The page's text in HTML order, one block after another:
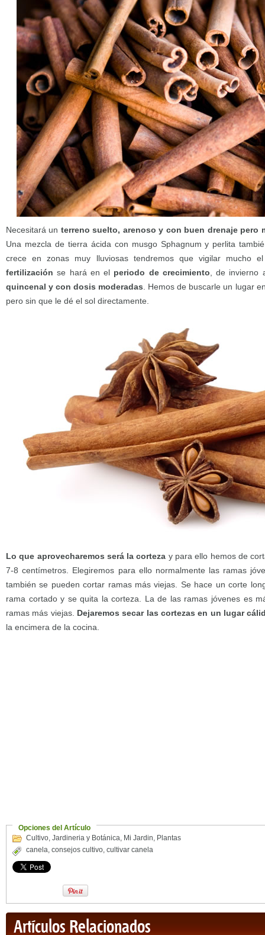
Necesitará un terreno suelto, arenoso y con buen drenaje pero
Una mezcla de tierra ácida con musgo Sphagnum y perlita
crece en zonas muy lluviosas tendremos que vigilar mucho
fertilización se hará en el periodo de crecimiento , de
quincenal y con dosis moderadas . Hemos de buscarle un lugar
pero sin que le dé el sol directamente.
Lo que aprovecharemos será la corteza y para ello hemos de
7-8 centímetros. Elegiremos para ello normalmente las ramas
también se pueden cortar ramas más viejas. Se hace un corte
rama cortado y se quita la corteza. La de las ramas jóvenes es
ramas más viejas. Dejaremos secar las cortezas en un lugar
la encimera de la cocina.
Opciones del Artículo
Cultivo, Jardineria y Botánica, Mi Jardin, Plantas
canela, consejos cultivo, cultivar canela
Artículos Relacionados